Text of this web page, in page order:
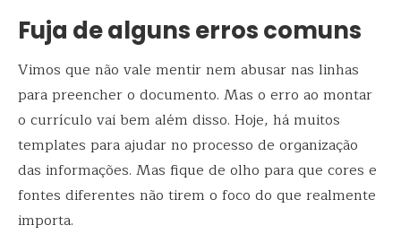
Fuja de alguns erros comuns
Vimos que não vale mentir nem abusar nas linhas
para preencher o documento. Mas o erro ao montar
o currículo vai bem além disso. Hoje, há muitos
templates para ajudar no processo de organização
das informações. Mas fique de olho para que cores e
fontes diferentes não tirem o foco do que realmente
importa.